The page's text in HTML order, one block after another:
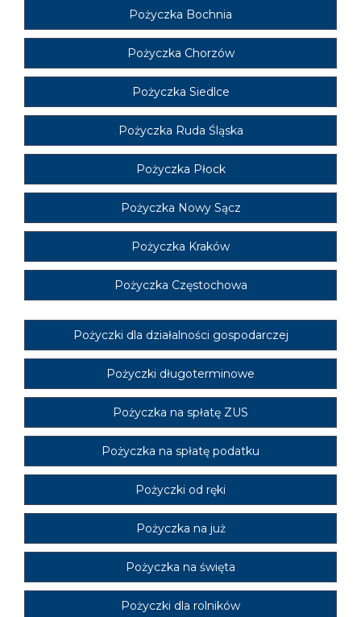
Pożyczka Bochnia
Pożyczka Chorzów
Pożyczka Siedlce
Pożyczka Ruda Śląska
Pożyczka Płock
Pożyczka Nowy Sącz
Pożyczka Kraków
Pożyczka Częstochowa
Pożyczki dla działalności gospodarczej
Pożyczki długoterminowe
Pożyczka na spłatę ZUS
Pożyczka na spłatę podatku
Pożyczki od ręki
Pożyczka na już
Pożyczka na święta
Pożyczki dla rolników